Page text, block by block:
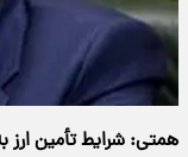
همتی: شرایط تأمین